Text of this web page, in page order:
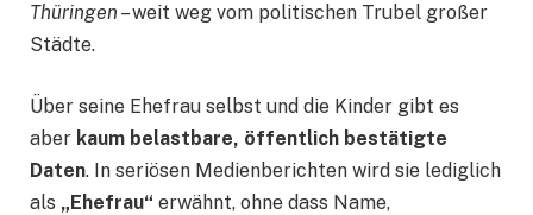
Thüringen – weit weg vom politischen Trubel großer
Städte.
Über seine Ehefrau selbst und die Kinder gibt es
aber kaum belastbare, öffentlich bestätigte
Daten. In seriösen Medienberichten wird sie lediglich
als „Ehefrau“ erwähnt, ohne dass Name,